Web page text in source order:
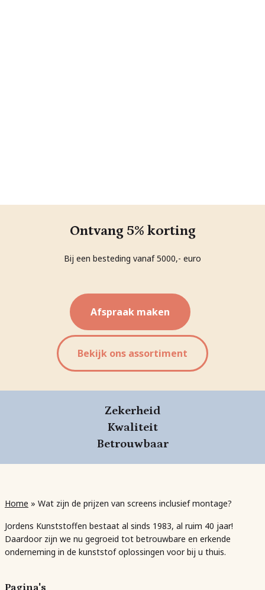
Ontvang 5% korting
Bij een besteding vanaf 5000,- euro
Afspraak maken
Bekijk ons assortiment
Zekerheid
Kwaliteit
Betrouwbaar
Home » Wat zijn de prijzen van screens inclusief montage?
Jordens Kunststoffen bestaat al sinds 1983, al ruim 40 jaar!
Daardoor zijn we nu gegroeid tot betrouwbare en erkende
onderneming in de kunststof oplossingen voor bij u thuis.
Pagina's